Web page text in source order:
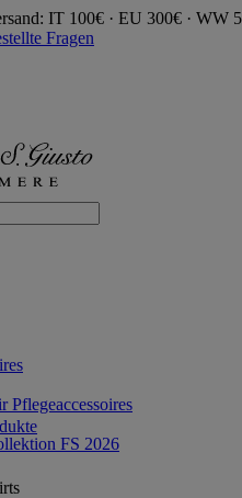
IT 100€ · EU 300€ · WW
Fragen
Pflegeaccessoires
FS 2026